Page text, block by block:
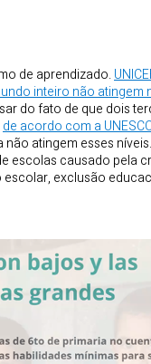
de aprendizado.
inteiro não atingem
do fato de que dois
de acordo com a
atingem esses
escolas causado pela
exclusão